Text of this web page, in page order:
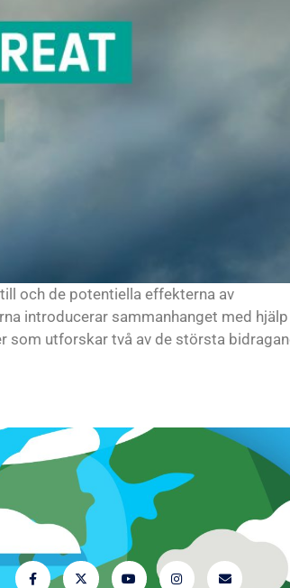
och de potentiella effekterna av
introducerar sammanhanget med hjälp
som utforskar två av de största
Följ oss